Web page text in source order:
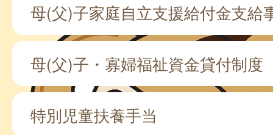
母(父)子家庭自立支援給付金支給
母(父)子・寡婦福祉資金貸付制度
特別児童扶養手当